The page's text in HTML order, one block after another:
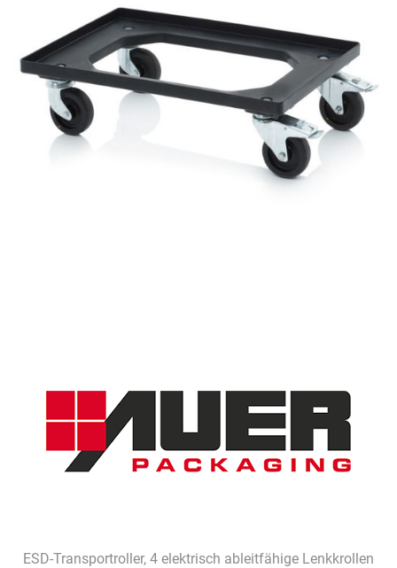
ESD-Transportroller, 4 elektrisch ableitfähige Lenkkrollen